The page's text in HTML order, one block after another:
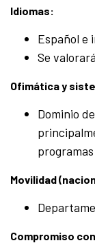
Idiomas:
Español e
Se
Ofimática y
Dominio
Movilidad
Compromiso